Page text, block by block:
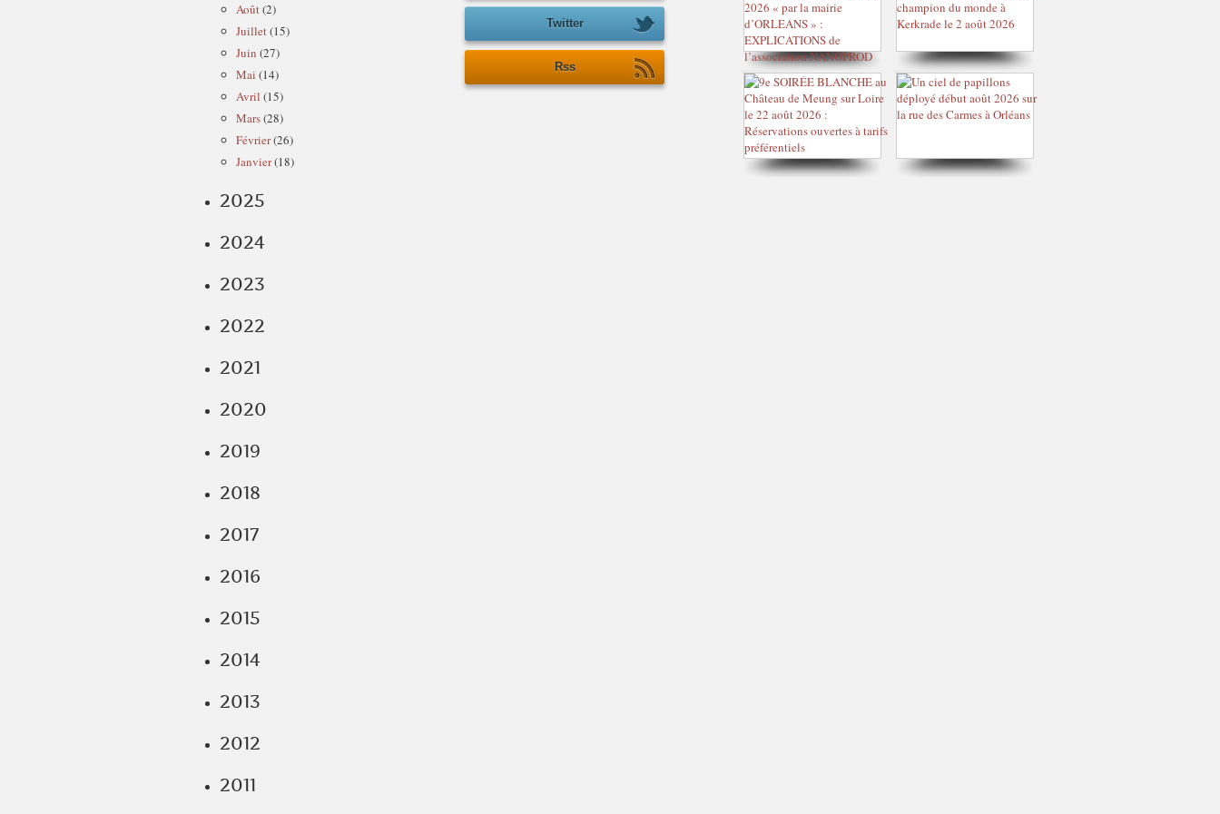
Août(2)
Juillet(15)
Juin (27)
Mai (14)
Avril (15)
Mars(28)
Février(26)
Janvier(18)
2025
2024
2023
2022
2021
2020
2019
2018
2017
2016
2015
2014
2013
2012
2011
Twitter
Rss